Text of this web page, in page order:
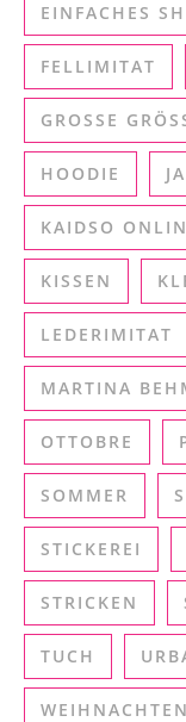
EINFACHES
FELLIMITAT
GROSSE
HOODIE
KAIDSO
KISSEN
LEDERIMITAT
MARTINA
OTTOBRE
SOMMER
STICKEREI
STRICKEN
TUCH
WEIHNACHTEN